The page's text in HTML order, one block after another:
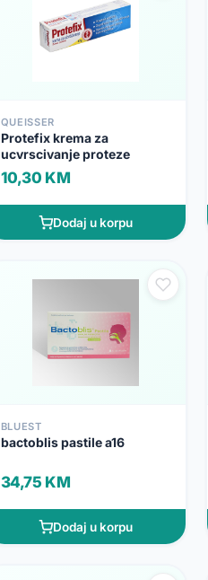
QUEISSER
Protefix krema za
ucvrscivanje proteze
10,30 KM
Dodaj u korpu
BLUEST
bactoblis pastile a16
34,75 KM
Dodaj u korpu